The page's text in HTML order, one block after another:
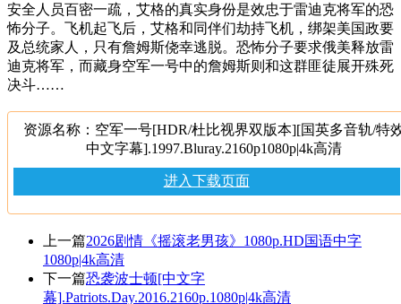
安全人员百密一疏，艾格的真实身份是效忠于雷迪克将军的恐
怖分子。飞机起飞后，艾格和同伴们劫持飞机，绑架美国政要
及总统家人，只有詹姆斯侥幸逃脱。恐怖分子要求俄美释放雷
迪克将军，而藏身空军一号中的詹姆斯则和这群匪徒展开殊死
决斗……
资源名称：空军一号[HDR/杜比视界双版本][国英多音轨/特
中文字幕].1997.Bluray.2160p1080p|4k高清
进入下载页面
上一篇2026剧情《摇滚老男孩》1080p.HD国语中字
1080p|4k高清
下一篇恐袭波士顿[中文字
幕].Patriots.Day.2016.2160p.1080p|4k高清